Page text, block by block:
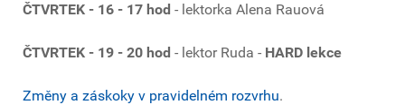
ČTVRTEK - 16 - 17 hod - lektorka Alena Rauová
ČTVRTEK - 19 - 20 hod - lektor Ruda - HARD lekce
Změny a záskoky v pravidelném rozvrhu.